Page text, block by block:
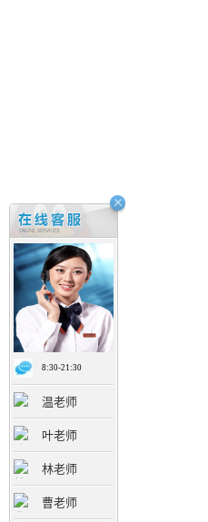
8:30-21:30
温老师
叶老师
林老师
曹老师